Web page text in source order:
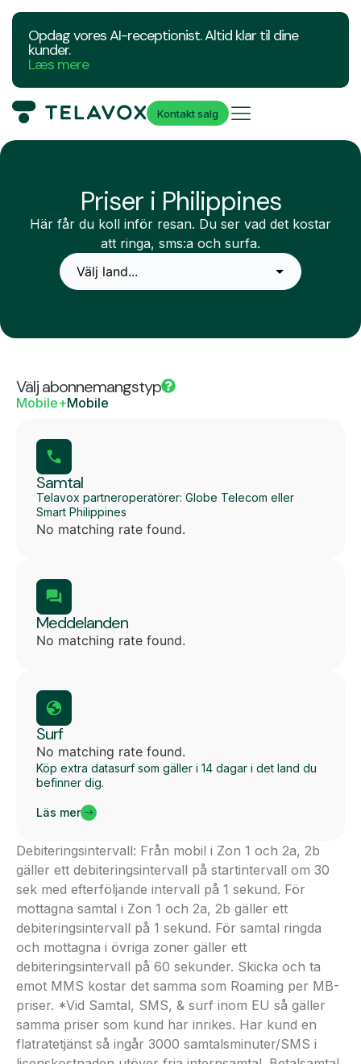
Opdag vores AI-receptionist. Altid klar til dine
kunder.
Læs mere
Kontakt salg
Priser i Philippines
Här får du koll inför resan. Du ser vad det kostar
att ringa, sms:a och surfa.
Välj abonnemangstyp
Mobile+Mobile
Samtal
Telavox partneroperatörer: Globe Telecom eller
Smart Philippines
No matching rate found.
Meddelanden
No matching rate found.
Surf
No matching rate found.
Köp extra datasurf som gäller i 14 dagar i det land du
befinner dig.
Läs mer
Debiteringsintervall: Från mobil i Zon 1 och 2a, 2b
gäller ett debiteringsintervall på startintervall om 30
sek med efterföljande intervall på 1 sekund. För
mottagna samtal i Zon 1 och 2a, 2b gäller ett
debiteringsintervall på 1 sekund. För samtal ringda
och mottagna i övriga zoner gäller ett
debiteringsintervall på 60 sekunder. Skicka och ta
emot MMS kostar det samma som Roaming per MB-
priser. *Vid Samtal, SMS, & surf inom EU så gäller
samma priser som kund har inrikes. Har kund en
flatratetjänst så ingår 3000 samtalsminuter/SMS i